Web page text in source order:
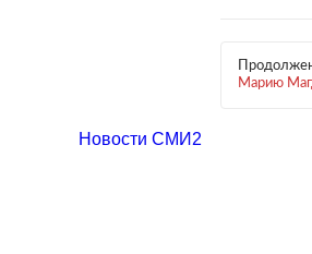
Марию
Новости СМИ2